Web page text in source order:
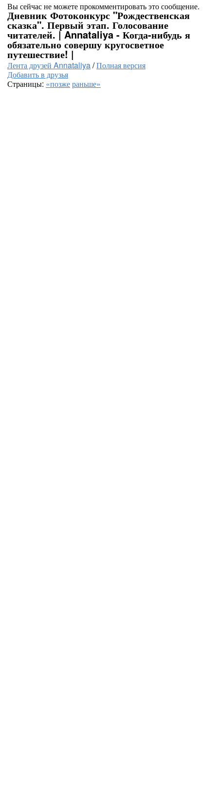
Вы сейчас не можете прокомментировать это сообщение.
Дневник Фотоконкурс "Рождественская
сказка". Первый этап. Голосование
читателей. | Annataliya - Когда-нибудь я
обязательно совершу кругосветное
путешествие! |
Лента друзей Annataliya/Полная версия
Добавить в друзья
Страницы: «позжераньше»